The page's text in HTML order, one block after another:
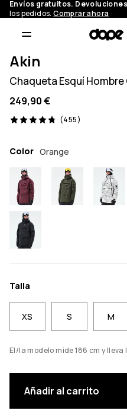
Envíos gratuitos.
los pedidos.Comprar ahora
Akin
Chaqueta Esquí Hombre
249,90 €
(455)
455 opiniones, 4.8/5
Color Orange
Talla
XS S M
El/la modelo mide 186 cm y lleva
Añadir al carrito